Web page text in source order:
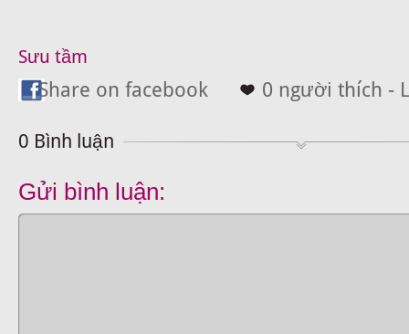
Sưu tầm
Share on facebook 0 người thích -
0 Bình luận
Gửi bình luận: